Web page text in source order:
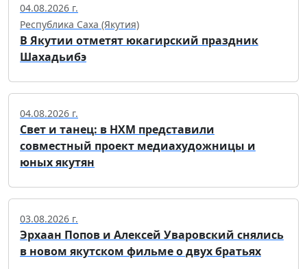
04.08.2026 г.
Республика Саха (Якутия)
В Якутии отметят юкагирский праздник
Шахадьибэ
04.08.2026 г.
Свет и танец: в НХМ представили
совместный проект медиахудожницы и
юных якутян
03.08.2026 г.
Эрхаан Попов и Алексей Уваровский снялись
в новом якутском фильме о двух братьях